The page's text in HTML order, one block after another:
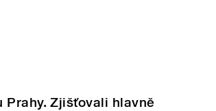
Zjišťovali hlavně